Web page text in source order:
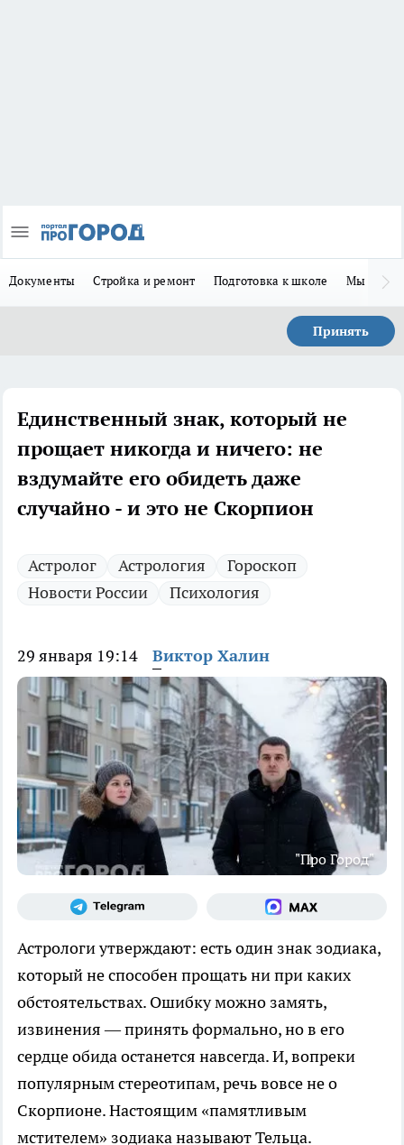
Документы Стройка и ремонт Подготовка к школе Мы в MAX
Принять
Единственный знак, который не
прощает никогда и ничего: не
вздумайте его обидеть даже
случайно - и это не Скорпион
Астролог Астрология
Гороскоп
Новости России
Психология
29 января 19:14 Виктор Халин
"Про Город"
Астрологи утверждают: есть один знак зодиака,
который не способен прощать ни при каких
обстоятельствах. Ошибку можно замять,
извинения — принять формально, но в его
сердце обида останется навсегда. И, вопреки
популярным стереотипам, речь вовсе не о
Скорпионе. Настоящим «памятливым
мстителем» зодиака называют Тельца.